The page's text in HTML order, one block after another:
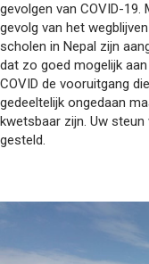
gevolgen van COVID-
gevolg van het
scholen in Nepal zijn
dat zo goed mogelijk
COVID de vooruitgang
gedeeltelijk ongedaan
kwetsbaar zijn. Uw